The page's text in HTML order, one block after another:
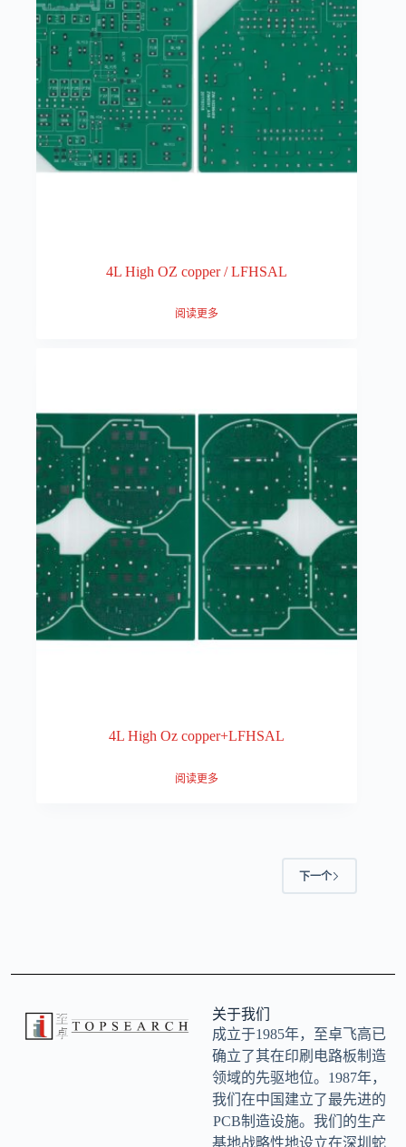
4L High OZ copper / LFHSAL
阅读更多
4L High Oz copper+LFHSAL
阅读更多
下一个
关于我们
成立于1985年，至卓飞高已
确立了其在印刷电路板制造
领域的先驱地位。1987年，
我们在中国建立了最先进的
PCB制造设施。我们的生产
基地战略性地设立在深圳蛇